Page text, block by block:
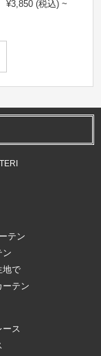
¥3,850 (税込) ~
テン
ン
地で
ーテン
ース